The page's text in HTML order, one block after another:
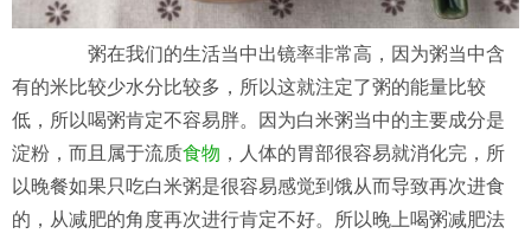
粥在我们的生活当中出镜率非常高，因为粥当中含
有的米比较少水分比较多，所以这就注定了粥的能量比较
低，所以喝粥肯定不容易胖。因为白米粥当中的主要成分是
淀粉，而且属于流质食物 ，人体的胃部很容易就消化完，所
以晚餐如果只吃白米粥是很容易感觉到饿从而导致再次进食
的，从减肥的角度再次进行肯定不好。所以晚上喝粥减肥法